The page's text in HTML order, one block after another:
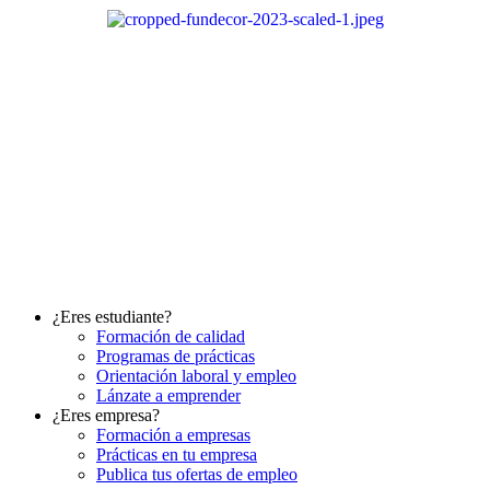
¿Eres estudiante?
Formación de calidad
Programas de prácticas
Orientación laboral y empleo
Lánzate a emprender
¿Eres empresa?
Formación a empresas
Prácticas en tu empresa
Publica tus ofertas de empleo